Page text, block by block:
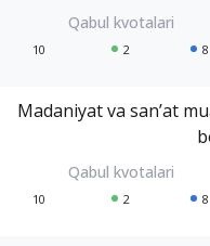
10 2 8
Madaniyat va san’at
10 2 8